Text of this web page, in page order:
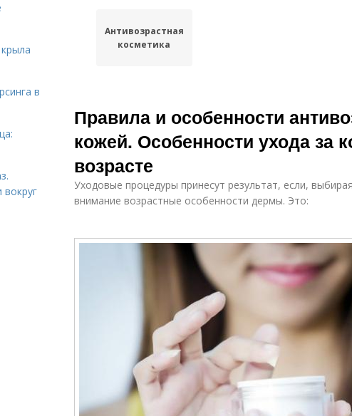
Антивозрастная
косметика
Правила и особенности
кожей. Особенности ухода за
возрасте
Уходовые процедуры принесут результат, если,
внимание возрастные особенности дермы. Это:
в